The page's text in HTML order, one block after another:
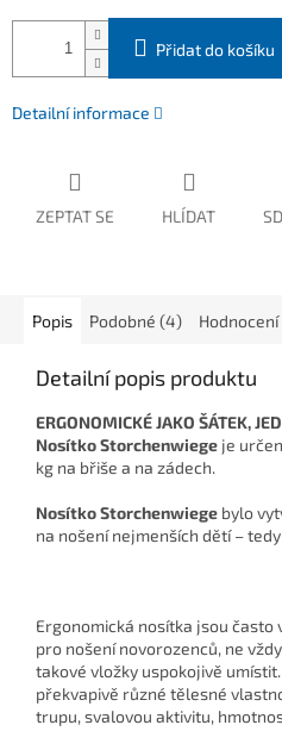
Přidat do košíku
Detailní informace
ZEPTAT SE HLÍDAT
Popis Podobné (4) Hodnocení
Detailní popis produktu
ERGONOMICKÉ JAKO ŠÁTEK,
Nosítko Storchenwiege je
kg na břiše a na zádech.
Nosítko Storchenwiege bylo
na nošení nejmenších dětí –
Ergonomická nosítka jsou často
pro nošení novorozenců, ne
takové vložky uspokojivě
překvapivě různé tělesné
trupu, svalovou aktivitu,